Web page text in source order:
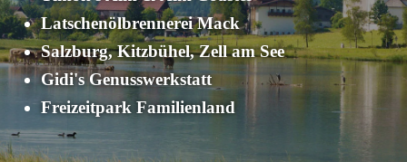
Latschenölbrennerei Mack
Salzburg, Kitzbühel, Zell am See
Gidi's Genusswerkstatt
Freizeitpark Familienland